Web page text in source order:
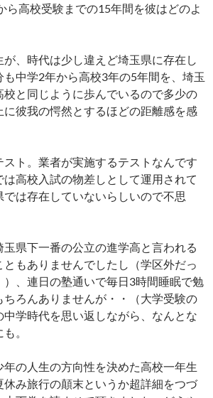
ら高校受験までの15年間を彼はどのよ
が、時代は少し違えど埼玉県に存在し
中学2年から高校3年の5年間を、埼玉
と同じように歩んでいるので多少の
に彼我の愕然とするほどの距離感を感
ト。業者が実施するテストなんです
高校入試の物差しとして運用されて
は存在していないらしいので不思
玉県下一番の公立の進学高と言われる
もありませんでしたし（学区外だっ
）、連日の塾通いで毎日3時間睡眠で勉
ろんありませんが・・（大学受験の
学時代を思い返しながら、なんとな
。
の人生の方向性を決めた高校一年生
み旅行の顛末というか超詳細をつづ